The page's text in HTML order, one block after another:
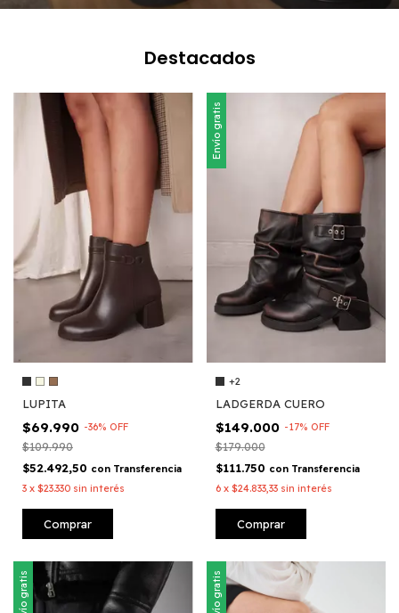
Destacados
LUPITA
$69.990 -36% OFF
$109.990
$52.492,50 con Transferencia
3 x $23.330 sin interés
Comprar
Envío gratis
+2
LADGERDA CUERO
$149.000 -17% OFF
$179.000
$111.750 con Transferencia
6 x $24.833,33 sin interés
Comprar
Envío gratis Envío gratis